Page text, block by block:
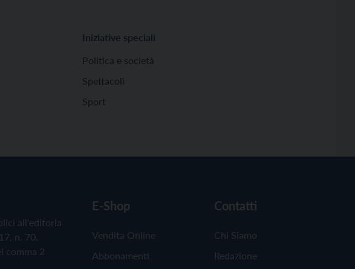
Iniziative speciali
Politica e società
Spettacoli
Sport
all'editoria
n. 70.
comma 2
E-Shop
Vendita Online
Abbonamenti
Contatti
Chi Siamo
Redazione